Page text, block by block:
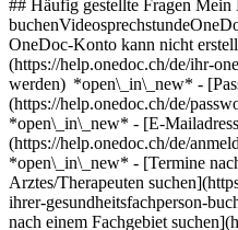
## Häufig gestellte Fragen Mein
OneDoc-Konto kann nicht
(https://help.onedoc.ch/de/ihr-
werden) *open\_in\_new* -
(https://help.onedoc.ch/de/
*open\_in\_new* - [E-
(https://help.onedoc.ch/de/
*open\_in\_new* - [Termine
Arztes/Therapeuten
ihrer-gesundheitsfachperson-
nach einem Fachgebiet